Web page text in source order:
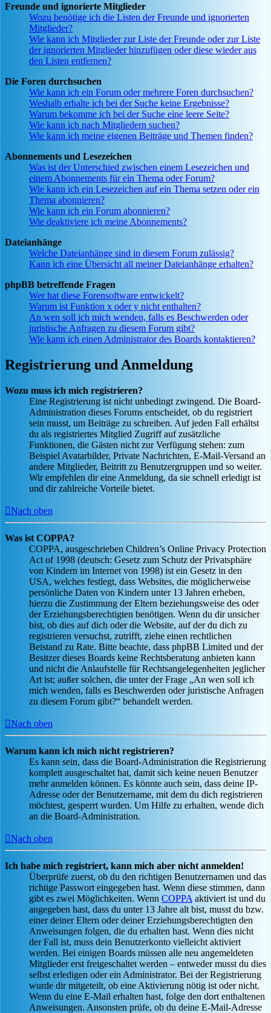
Freunde und ignorierte Mitglieder
Wozu benötige ich die Listen der Freunde und ignorierten
Mitglieder?
Wie kann ich Mitglieder zur Liste der Freunde oder zur Liste
der ignorierten Mitglieder hinzufügen oder diese wieder aus
den Listen entfernen?
Die Foren durchsuchen
Wie kann ich ein Forum oder mehrere Foren durchsuchen?
Weshalb erhalte ich bei der Suche keine Ergebnisse?
Warum bekomme ich bei der Suche eine leere Seite?
Wie kann ich nach Mitgliedern suchen?
Wie kann ich meine eigenen Beiträge und Themen finden?
Abonnements und Lesezeichen
Was ist der Unterschied zwischen einem Lesezeichen und
einem Abonnements für ein Thema oder Forum?
Wie kann ich ein Lesezeichen auf ein Thema setzen oder ein
Thema abonnieren?
Wie kann ich ein Forum abonnieren?
Wie deaktiviere ich meine Abonnements?
Dateianhänge
Welche Dateianhänge sind in diesem Forum zulässig?
Kann ich eine Übersicht all meiner Dateianhänge erhalten?
phpBB betreffende Fragen
Wer hat diese Forensoftware entwickelt?
Warum ist Funktion x oder y nicht enthalten?
An wen soll ich mich wenden, falls es Beschwerden oder
juristische Anfragen zu diesem Forum gibt?
Wie kann ich einen Administrator des Boards kontaktieren?
Registrierung und Anmeldung
Wozu muss ich mich registrieren?
Eine Registrierung ist nicht unbedingt zwingend. Die Board-
Administration dieses Forums entscheidet, ob du registriert
sein musst, um Beiträge zu schreiben. Auf jeden Fall erhältst
du als registriertes Mitglied Zugriff auf zusätzliche
Funktionen, die Gästen nicht zur Verfügung stehen: zum
Beispiel Avatarbilder, Private Nachrichten, E-Mail-Versand an
andere Mitglieder, Beitritt zu Benutzergruppen und so weiter.
Wir empfehlen dir eine Anmeldung, da sie schnell erledigt ist
und dir zahlreiche Vorteile bietet.
Nach oben
Was ist COPPA?
COPPA, ausgeschrieben Children’s Online Privacy Protection
Act of 1998 (deutsch: Gesetz zum Schutz der Privatsphäre
von Kindern im Internet von 1998) ist ein Gesetz in den
USA, welches festlegt, dass Websites, die möglicherweise
persönliche Daten von Kindern unter 13 Jahren erheben,
hierzu die Zustimmung der Eltern beziehungsweise des oder
der Erziehungsberechtigten benötigen. Wenn du dir unsicher
bist, ob dies auf dich oder die Website, auf der du dich zu
registrieren versuchst, zutrifft, ziehe einen rechtlichen
Beistand zu Rate. Bitte beachte, dass phpBB Limited und der
Besitzer dieses Boards keine Rechtsberatung anbieten kann
und nicht die Anlaufstelle für Rechtsangelegenheiten jeglicher
Art ist; außer solchen, die unter der Frage „An wen soll ich
mich wenden, falls es Beschwerden oder juristische Anfragen
zu diesem Forum gibt?“ behandelt werden.
Nach oben
Warum kann ich mich nicht registrieren?
Es kann sein, dass die Board-Administration die Registrierung
komplett ausgeschaltet hat, damit sich keine neuen Benutzer
mehr anmelden können. Es könnte auch sein, dass deine IP-
Adresse oder der Benutzername, mit dem du dich registrieren
möchtest, gesperrt wurden. Um Hilfe zu erhalten, wende dich
an die Board-Administration.
Nach oben
Ich habe mich registriert, kann mich aber nicht anmelden!
Überprüfe zuerst, ob du den richtigen Benutzernamen und das
richtige Passwort eingegeben hast. Wenn diese stimmen, dann
gibt es zwei Möglichkeiten. Wenn COPPA aktiviert ist und du
angegeben hast, dass du unter 13 Jahre alt bist, musst du bzw.
einer deiner Eltern oder deiner Erziehungsberechtigten den
Anweisungen folgen, die du erhalten hast. Wenn dies nicht
der Fall ist, muss dein Benutzerkonto vielleicht aktiviert
werden. Bei einigen Boards müssen alle neu angemeldeten
Mitglieder erst freigeschaltet werden – entweder musst du dies
selbst erledigen oder ein Administrator. Bei der Registrierung
wurde dir mitgeteilt, ob eine Aktivierung nötig ist oder nicht.
Wenn du eine E-Mail erhalten hast, folge den dort enthaltenen
Anweisungen. Ansonsten prüfe, ob du deine E-Mail-Adresse